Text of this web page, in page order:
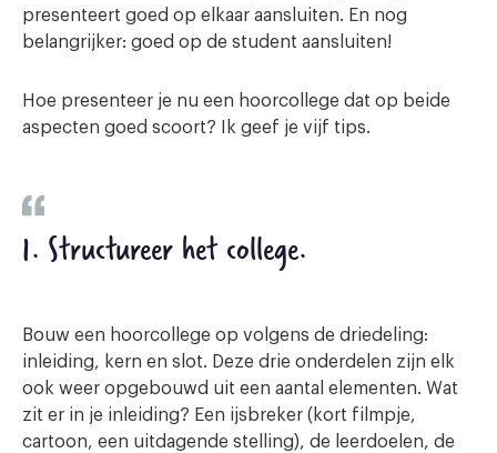
presenteert goed op elkaar aansluiten. En nog
belangrijker: goed op de student aansluiten!
Hoe presenteer je nu een hoorcollege dat op beide
aspecten goed scoort? Ik geef je vijf tips.
1. Structureer het college.
Bouw een hoorcollege op volgens de driedeling:
inleiding, kern en slot. Deze drie onderdelen zijn elk
ook weer opgebouwd uit een aantal elementen. Wat
zit er in je inleiding? Een ijsbreker (kort filmpje,
cartoon, een uitdagende stelling), de leerdoelen, de